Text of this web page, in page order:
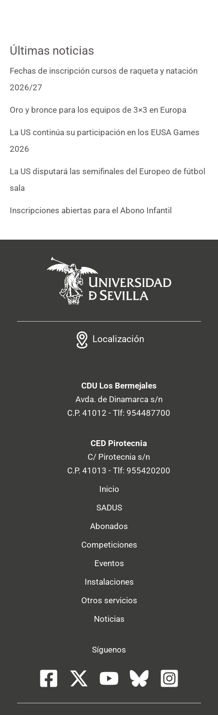
Últimas noticias
Fechas de inscripción cursos de raqueta y natación
2026/27
Oro y bronce para los equipos de 3×3 en Europa
La US continúa su participación en los EUSA Games
2026
La US disputará las semifinales del Europeo de fútbol
sala
Inscripciones abiertas para el Abono Infantil
Localización
CDU Los Bermejales
Avda. de Dinamarca s/n
C.P. 41012 - Tlf: 954487700
CED Pirotecnia
C/ Pirotecnia s/n
C.P. 41013 - Tlf: 955420200
Inicio
SADUS
Abonados
Competiciones
Eventos
Instalaciones
Otros servicios
Noticias
Síguenos